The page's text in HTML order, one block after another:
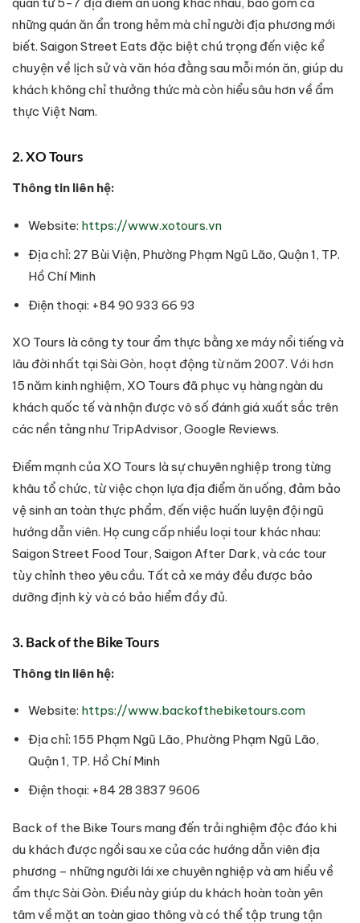
những quán ăn ẩn trong hẻm mà chỉ người địa phương mới
biết. Saigon Street Eats đặc biệt chú trọng đến việc kể
chuyện về lịch sử và văn hóa đằng sau mỗi món ăn, giúp du
khách không chỉ thưởng thức mà còn hiểu sâu hơn về ẩm
thực Việt Nam.
2. XO Tours
Thông tin liên hệ:
Website: https://www.xotours.vn
Địa chỉ: 27 Bùi Viện, Phường Phạm Ngũ Lão, Quận 1, TP.
Hồ Chí Minh
Điện thoại: +84 90 933 66 93
XO Tours là công ty tour ẩm thực bằng xe máy nổi tiếng và
lâu đời nhất tại Sài Gòn, hoạt động từ năm 2007. Với hơn
15 năm kinh nghiệm, XO Tours đã phục vụ hàng ngàn du
khách quốc tế và nhận được vô số đánh giá xuất sắc trên
các nền tảng như TripAdvisor, Google Reviews.
Điểm mạnh của XO Tours là sự chuyên nghiệp trong từng
khâu tổ chức, từ việc chọn lựa địa điểm ăn uống, đảm bảo
vệ sinh an toàn thực phẩm, đến việc huấn luyện đội ngũ
hướng dẫn viên. Họ cung cấp nhiều loại tour khác nhau:
Saigon Street Food Tour, Saigon After Dark, và các tour
tùy chỉnh theo yêu cầu. Tất cả xe máy đều được bảo
dưỡng định kỳ và có bảo hiểm đầy đủ.
3. Back of the Bike Tours
Thông tin liên hệ:
Website: https://www.backofthebiketours.com
Địa chỉ: 155 Phạm Ngũ Lão, Phường Phạm Ngũ Lão,
Quận 1, TP. Hồ Chí Minh
Điện thoại: +84 28 3837 9606
Back of the Bike Tours mang đến trải nghiệm độc đáo khi
du khách được ngồi sau xe của các hướng dẫn viên địa
phương – những người lái xe chuyên nghiệp và am hiểu về
ẩm thực Sài Gòn. Điều này giúp du khách hoàn toàn yên
tâm về mặt an toàn giao thông và có thể tập trung tận